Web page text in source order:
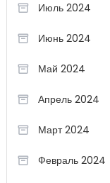
Июль 2024
Июнь 2024
Май 2024
Апрель 2024
Март 2024
Февраль 2024